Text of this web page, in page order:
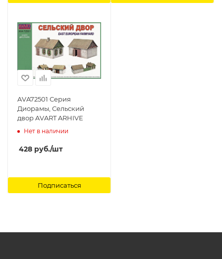
AVA72501 Серия
Диорамы, Сельский
двор AVART ARHIVE
Нет в наличии
428 руб./шт
Подписаться